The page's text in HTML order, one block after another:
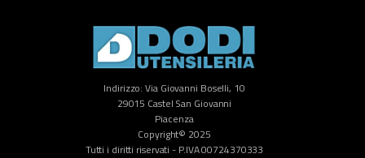
Indirizzo: Via Giovanni Boselli, 10
29015 Castel San Giovanni
Piacenza
Copyright© 2025
Tutti i diritti riservati - P.IVA 00724370333